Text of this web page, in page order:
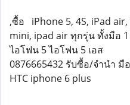
,ซื้อ iPhone 5, 4S, iPad
mini, ipad air ทุกรุ่น ทั้งมือ
ไอโฟน 5 ไอโฟน 5 เอส
0876665432 รับซื้อ/จำนำ
HTC iphone 6 plus